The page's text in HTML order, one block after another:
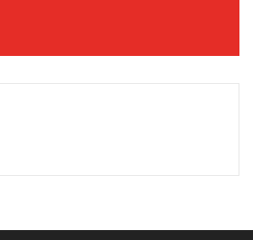
Síguenos en Instagram